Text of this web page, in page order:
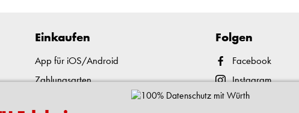
Einkaufen
App für iOS/Android
Zahlungsarten
Folgen
Facebook
Instagram
YouTube